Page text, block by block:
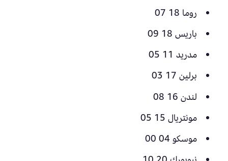
روما 18 07
باريس 18 09
مدريد 11 05
برلين 17 03
لندن 16 08
مونتريال 15 05
موسكو 04 00